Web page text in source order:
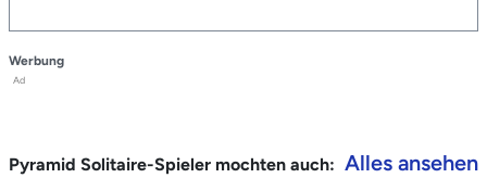
Werbung
Ad
Pyramid Solitaire-Spieler mochten auch: Alles ansehen